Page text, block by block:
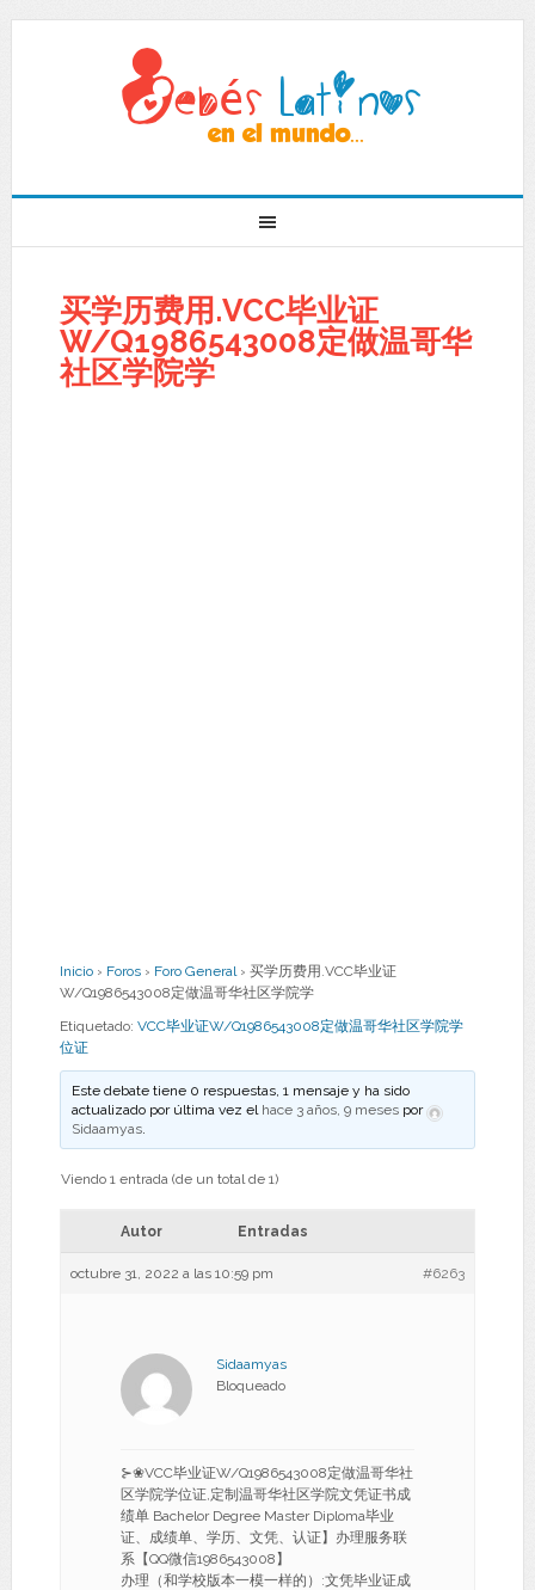
买学历费用.VCC毕业证
W/Q1986543008定做温哥华
社区学院学
Inicio › Foros › Foro General › 买学历费用.VCC毕业证
W/Q1986543008定做温哥华社区学院学
Etiquetado: VCC毕业证W/Q1986543008定做温哥华社区学院学
位证
Este debate tiene 0 respuestas, 1 mensaje y ha sido
actualizado por última vez el hace 3 años, 9 meses por
Sidaamyas.
Viendo 1 entrada (de un total de 1)
Autor Entradas
octubre 31, 2022 a las 10:59 pm #6263
Sidaamyas
Bloqueado
⊱❀VCC毕业证W/Q1986543008定做温哥华社
区学院学位证,定制温哥华社区学院文凭证书成
绩单 Bachelor Degree Master Diploma毕业
证、成绩单、学历、文凭、认证】办理服务联
系【QQ微信1986543008】
办理（和学校版本一模一样的）:文凭毕业证成